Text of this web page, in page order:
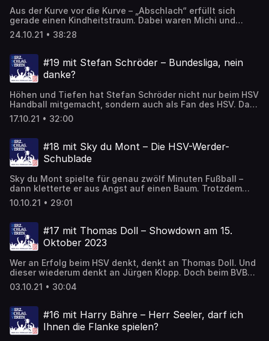
Aus der Kurve vor die Kurve – „Abschlach“ erfüllt sich
gerade einen Kindheitstraum. Dabei waren Michi und
Muchel beide mal Bayern-Fans, was sie zutiefst bereuen,
ganz im Gegensatz zu den Tausend Meilen HSV-
singen Tom Mickel und Bakery Jatta dann „Wir sind der
HSV“, aber noch nicht „Wir sind wieder da“, denn das ist ja
der streng geheime Aufstiegssong, der exklusiv enthüllt
24.10.21 • 38:28
#19 mit Stefan Schröder – Bundesliga, nein
danke?
Höhen und Tiefen hat Stefan Schröder nicht nur beim HSV
Handball mitgemacht, sondern auch als Fan des HSV. Da
braucht er eben einen langen Atem, genau wie einst beim
Arbeitsamt oder in der C-Jugend-Torschützenliste. Lange
ja nicht unbedingt das Ziel sein. Vielleicht sind Wayne
Rooney, Juventus Turin und die Handball-Bundesliga
manchmal doch spannender. Aber nicht für Alexander
17.10.21 • 32:00
#18 mit Sky du Mont – Die HSV-Werder-
Schublade
Sky du Mont spielte für genau zwölf Minuten Fußball –
dann kletterte er aus Angst auf einen Baum. Trotzdem
traut er sich heute gerne mal ins Stadion und gesellt sich
beim HSV zu den besten Fans in ganz Deutschland.
Bond, den er fast mal gespielt hätte. Genau wie Dracula.
Doch das scheiterte am Ende etwa so wie der Aufstieg
des HSV. Das Leben besteht eben doch aus Schubladen.
10.10.21 • 29:01
#17 mit Thomas Doll – Showdown am 15.
Oktober 2023
Wer an Erfolg beim HSV denkt, denkt an Thomas Doll. Und
dieser wiederum denkt an Jürgen Klopp. Doch beim BVB
wollte er als Spieler nicht unterschreiben, als er aus der
DDR kam, obwohl er wegen des Mauerfalls die WM 1990 in
noch. Und jetzt lebt er in Ungarn, ohne Ungarisch zu
sprechen, und schaut lieber den HSV als die Premier
League oder den FSV Malchin. Aber kann das bis zum 15.
03.10.21 • 30:04
#16 mit Harry Bähre – Herr Seeler, darf ich
Ihnen die Flanke spielen?